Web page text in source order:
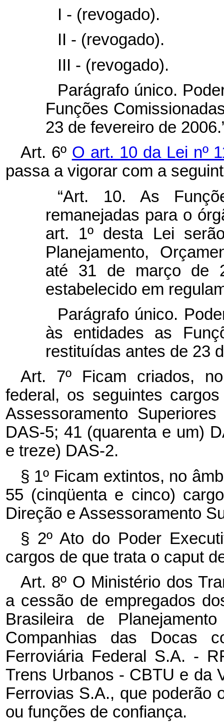
I - (revogado).
II - (revogado).
III - (revogado).
Parágrafo único.
Funções
23 de fevereiro de
Art. 6º O art. 10 da Lei nº
passa a vigorar com a
“Art. 10. As
remanejadas para o
art. 1º desta Lei
Planejamento,
até 31 de março de
estabelecido em
Parágrafo único.
às entidades as
restituídas antes de 23
Art. 7º Ficam criados,
federal, os seguintes
Assessoramento
DAS-5; 41 (quarenta e um)
e treze) DAS-2.
§ 1º Ficam extintos, no
55 (cinqüenta e cinco)
Direção e Assessoramento
§ 2º Ato do Poder
cargos de que trata o caput
Art. 8º O Ministério dos
a cessão de empregados
Brasileira de
Companhias das Docas
Ferroviária Federal S.A. -
Trens Urbanos - CBTU e da
Ferrovias S.A., que poderão
ou funções de confiança.